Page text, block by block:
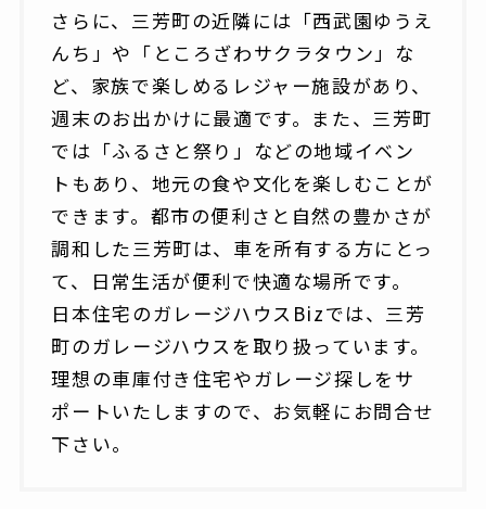
さらに、三芳町の近隣には「西武園ゆうえ
んち」や「ところざわサクラタウン」な
ど、家族で楽しめるレジャー施設があり、
週末のお出かけに最適です。また、三芳町
では「ふるさと祭り」などの地域イベン
トもあり、地元の食や文化を楽しむことが
できます。都市の便利さと自然の豊かさが
調和した三芳町は、車を所有する方にとっ
て、日常生活が便利で快適な場所です。
日本住宅のガレージハウスBizでは、三芳
町のガレージハウスを取り扱っています。
理想の車庫付き住宅やガレージ探しをサ
ポートいたしますので、お気軽にお問合せ
下さい。